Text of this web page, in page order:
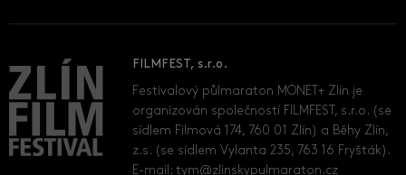
FILMFEST, s.r.o.
Festivalový půlmaraton MONET+ Zlín je
organizován společností FILMFEST, s.r.o. (se
sídlem Filmová 174, 760 01 Zlín) a Běhy Zlín,
z.s. (se sídlem Vylanta 235, 763 16 Fryšták).
E-mail:tym@zlinskypulmaraton.cz